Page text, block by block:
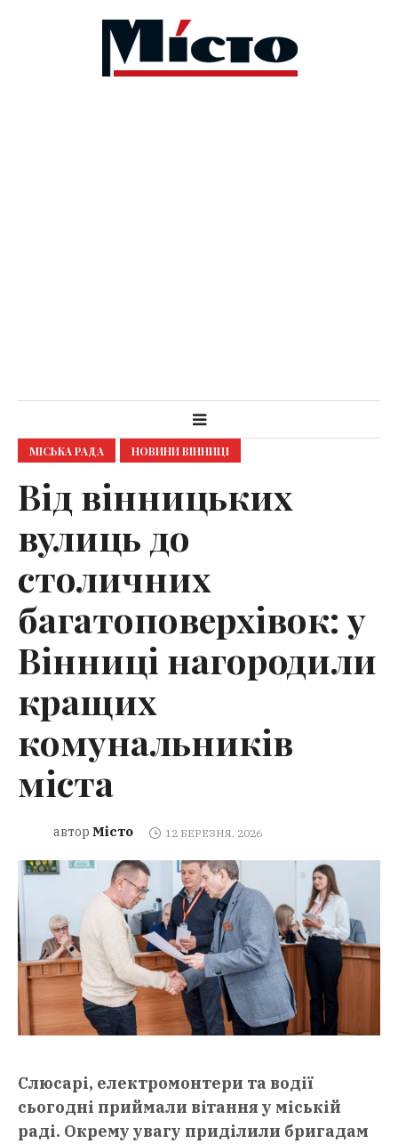
МІСЬКА РАДА НОВИНИ ВІННИЦІ
Від вінницьких
вулиць до
столичних
багатоповерхівок: у
Вінниці нагородили
кращих
комунальників
міста
автор Місто 12 БЕРЕЗНЯ, 2026
Слюсарі, електромонтери та водії
сьогодні приймали вітання у міській
раді. Окрему увагу приділили бригадам